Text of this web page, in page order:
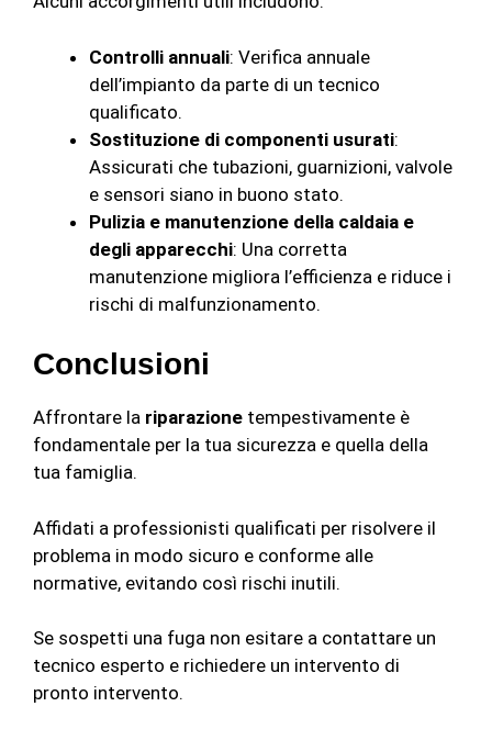
Controlli annuali: Verifica annuale
dell’impianto da parte di un tecnico
qualificato.
Sostituzione di componenti usurati:
Assicurati che tubazioni, guarnizioni, valvole
e sensori siano in buono stato.
Pulizia e manutenzione della caldaia e
degli apparecchi: Una corretta
manutenzione migliora l’efficienza e riduce i
rischi di malfunzionamento.
Conclusioni
Affrontare la riparazione tempestivamente è
fondamentale per la tua sicurezza e quella della
tua famiglia.
Affidati a professionisti qualificati per risolvere il
problema in modo sicuro e conforme alle
normative, evitando così rischi inutili.
Se sospetti una fuga non esitare a contattare un
tecnico esperto e richiedere un intervento di
pronto intervento.